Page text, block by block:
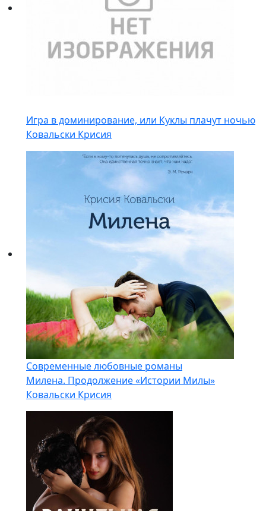
Игра в доминирование, или Куклы плачут ночью
Ковальски Крисия
Современные любовные романы
Милена. Продолжение «Истории Милы»
Ковальски Крисия